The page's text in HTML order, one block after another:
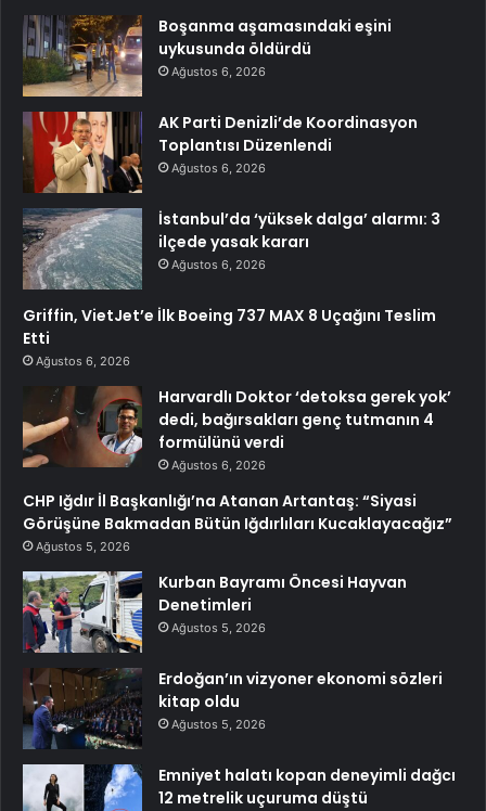
Boşanma aşamasındaki eşini
uykusunda öldürdü
Ağustos 6, 2026
AK Parti Denizli’de Koordinasyon
Toplantısı Düzenlendi
Ağustos 6, 2026
İstanbul’da ‘yüksek dalga’ alarmı: 3
ilçede yasak kararı
Ağustos 6, 2026
Griffin, VietJet’e İlk Boeing 737 MAX 8 Uçağını Teslim
Etti
Ağustos 6, 2026
Harvardlı Doktor ‘detoksa gerek yok’
dedi, bağırsakları genç tutmanın 4
formülünü verdi
Ağustos 6, 2026
CHP Iğdır İl Başkanlığı’na Atanan Artantaş: “Siyasi
Görüşüne Bakmadan Bütün Iğdırlıları Kucaklayacağız”
Ağustos 5, 2026
Kurban Bayramı Öncesi Hayvan
Denetimleri
Ağustos 5, 2026
Erdoğan’ın vizyoner ekonomi sözleri
kitap oldu
Ağustos 5, 2026
Emniyet halatı kopan deneyimli dağcı
12 metrelik uçuruma düştü